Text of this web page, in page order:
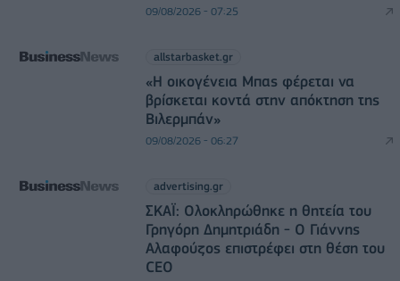
09/08/2026 - 07:25
allstarbasket.gr
«Η οικογένεια Μπας φέρεται να
βρίσκεται κοντά στην απόκτηση της
Βιλερμπάν»
09/08/2026 - 06:27
advertising.gr
ΣΚΑΪ: Ολοκληρώθηκε η θητεία του
Γρηγόρη Δημητριάδη - Ο Γιάννης
Αλαφούζος επιστρέφει στη θέση του
CEO